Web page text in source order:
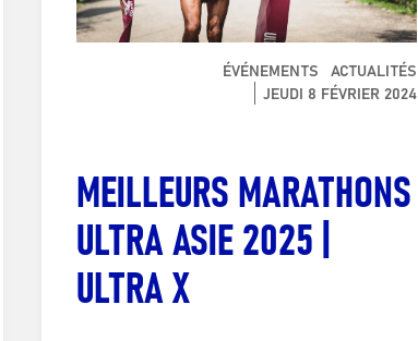
ÉVÉNEMENTS ACTUALITÉS
JEUDI 8 FÉVRIER 2024
MEILLEURS MARATHONS
ULTRA ASIE 2025 |
ULTRA X